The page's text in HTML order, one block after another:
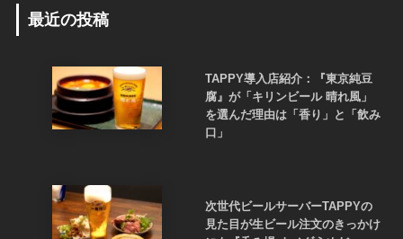
最近の投稿
TAPPY導入店紹介：『東京純豆
腐』が「キリンビール 晴れ風」
を選んだ理由は「香り」と「飲み
口」
次世代ビールサーバーTAPPYの
見た目が生ビール注文のきっかけ